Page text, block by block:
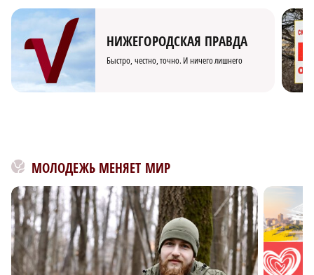
НИЖЕГОРОДСКАЯ ПРАВДА
Быстро, честно, точно. И ничего лишнего
МОЛОДЕЖЬ МЕНЯЕТ МИР